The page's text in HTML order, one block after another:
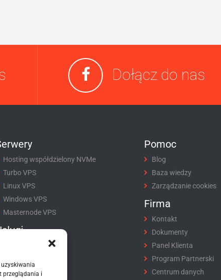
przeglądania i
Dołącz do nas
Hosting współdzielony NVMe
Turbo VPS
Linux VPS
Windows VPS
Masternode VPS
Rejestracja domeny
Certyfikaty SSL
Pomoc
Blog
Baza wiedzy
Zarządzanie cookies
Firma
Kontakt
Dokumenty
Panel Klienta
Program Partnerski
Centrum danych